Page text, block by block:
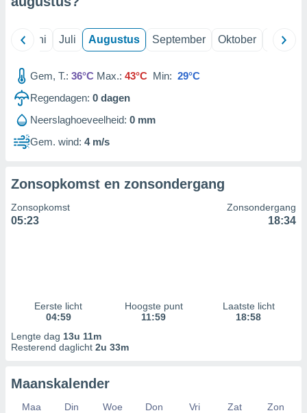
Juni Juli Augustus September Oktober
Gem, T.: 36°C Max.: 43°C Min: 29°C
Regendagen: 0 dagen
Neerslaghoeveelheid: 0 mm
Gem. wind: 4 m/s
Zonsopkomst en zonsondergang
Zonsopkomst
05:23
Zonsondergang
18:34
Eerste licht
04:59
Hoogste punt
11:59
Laatste licht
18:58
Lengte dag 13u 11m
Resterend daglicht 2u 33m
Maanskalender
Maa Din Woe Don Vri Zat
Zon